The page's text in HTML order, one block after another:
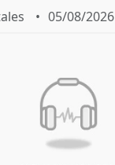
05/08/2026